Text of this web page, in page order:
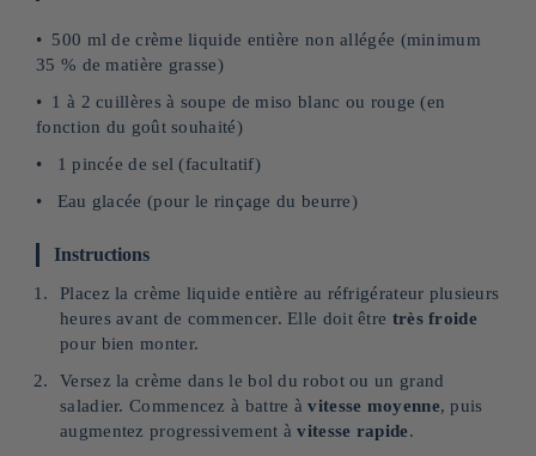
500 ml de crème liquide entière non allégée (minimum
35 % de matière grasse)
1 à 2 cuillères à soupe de miso blanc ou rouge (en
fonction du goût souhaité)
1 pincée de sel (facultatif)
Eau glacée (pour le rinçage du beurre)
Instructions
Placez la crème liquide entière au réfrigérateur plusieurs
heures avant de commencer. Elle doit être très froide
pour bien monter.
Versez la crème dans le bol du robot ou un grand
saladier. Commencez à battre àvitesse moyenne, puis
augmentez progressivement àvitesse rapide.